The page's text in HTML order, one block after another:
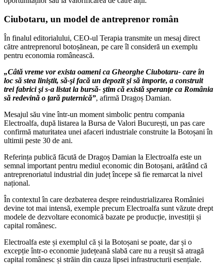
Ciubotaru, un model de antreprenor român
În finalul editorialului, CEO-ul Terapia transmite un mesaj direct
către antreprenorul botoșănean, pe care îl consideră un exemplu
pentru economia românească.
„Câtă vreme vor exista oameni ca Gheorghe Ciubotaru- care în
loc să stea liniştit, să-şi facă un depozit şi să importe, a construit
trei fabrici şi s-a listat la bursă- ştim că există speranţe ca România
să redevină o ţară puternică”, afirmă Dragoș Damian.
Mesajul său vine într-un moment simbolic pentru compania
Electroalfa, după listarea la Bursa de Valori București, un pas care
confirmă maturitatea unei afaceri industriale construite la Botoșani în
ultimii peste 30 de ani.
Referința publică făcută de Dragoș Damian la Electroalfa este un
semnal important pentru mediul economic din Botoșani, arătând că
antreprenoriatul industrial din județ începe să fie remarcat la nivel
național.
În contextul în care dezbaterea despre reindustrializarea României
devine tot mai intensă, exemple precum Electroalfa sunt văzute drept
modele de dezvoltare economică bazate pe producție, investiții și
capital românesc.
Electroalfa este și exemplul că și la Botoșani se poate, dar și o
excepție într-o economie județeană slabă care nu a reușit să atragă
capital românesc și străin din cauza lipsei infrastructurii esențiale.